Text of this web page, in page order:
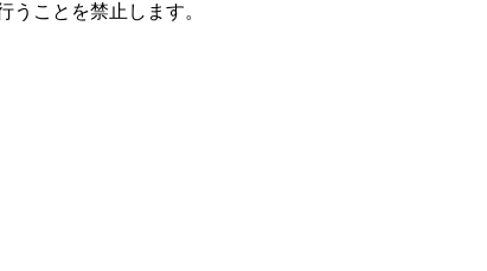
ことを禁止します。